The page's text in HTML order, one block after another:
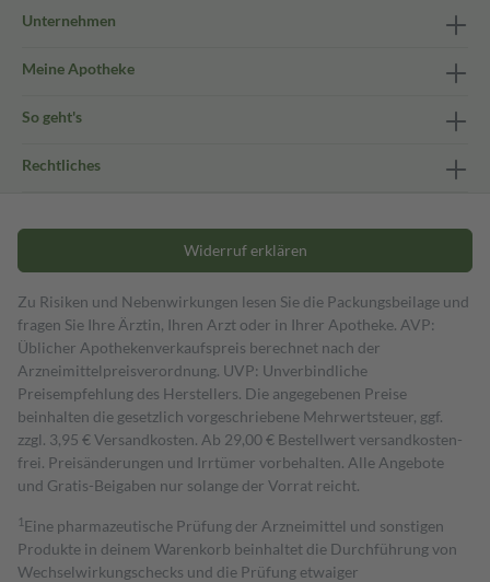
Unternehmen
Meine Apotheke
So geht's
Rechtliches
Widerruf erklären
Zu Risiken und Nebenwirkungen lesen Sie die Packungsbeilage und
fragen Sie Ihre Ärztin, Ihren Arzt oder in Ihrer Apotheke. AVP:
Üblicher Apothekenverkaufspreis berechnet nach der
Arzneimittelpreisverordnung. UVP: Unverbindliche
Preisempfehlung des Herstellers. Die angegebenen Preise
beinhalten die gesetzlich vorgeschriebene Mehrwertsteuer, ggf.
zzgl. 3,95 € Versandkosten. Ab 29,00 € Bestell­wert versand­kosten­
frei. Preisänderungen und Irrtümer vorbehalten. Alle Angebote
und Gratis-Beigaben nur solange der Vorrat reicht.
1 Eine pharmazeutische Prüfung der Arzneimittel und sonstigen
Produkte in deinem Warenkorb beinhaltet die Durchführung von
Wechselwirkungschecks und die Prüfung etwaiger